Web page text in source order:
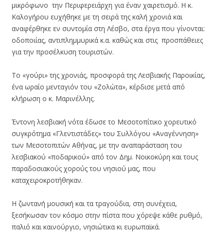
μικρόφωνο την Περιφερειάρχη για έναν χαιρετισμό. Η κ.
Καλογήρου ευχήθηκε με τη σειρά της καλή χρονιά και
αναφέρθηκε εν συντομία στη Λέσβο, στα έργα που γίνονται:
οδοποιίας, αντιπλημμυρικά κ.α. καθώς και στις προσπάθειες
για την προσέλκυση τουριστών.
Το «γούρι» της χρονιάς, προσφορά της Λεσβιακής Παροικίας,
ένα ωραίο μενταγιόν του «Ζολώτα», κέρδισε μετά από
κλήρωση ο κ. Μαρινέλλης.
Έντονη λεσβιακή νότα έδωσε το Μεσοτοπίτικο χορευτικό
συγκρότημα «Γλεντιστάδες» του Συλλόγου «Αναγέννηση»
των Μεσοτοπιτών Αθήνας, με την αναπαράσταση του
λεσβιακού «ποδαρικού» από τον Δημ. Νοικοκύρη και τους
παραδοσιακούς χορούς του νησιού μας, που
καταχειροκροτήθηκαν.
Η ζωντανή μουσική και τα τραγούδια, στη συνέχεια,
ξεσήκωσαν τον κόσμο στην πίστα που χόρεψε κάθε ρυθμό,
παλιό και καινούργιο, νησιώτικα κι ευρωπαϊκά.